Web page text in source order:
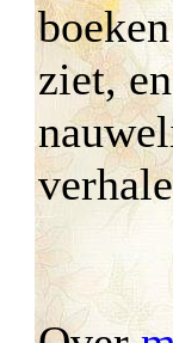
ziet, en